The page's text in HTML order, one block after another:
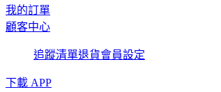
我的訂單
顧客中心
追蹤清單退貨會員設定
下載 APP